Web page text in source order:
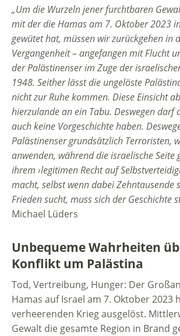
„Um die Wurzeln jener furchtbaren
mit der die Hamas am 7. Oktober 2023
gewütet hat, müssen wir zurückgehen in
Vergangenheit – angefangen mit Flucht
der Palästinenser im Zuge der
1948. Seither lässt die ungelöste
nicht zur Ruhe kommen. Diese Einsicht
hierzulande an ein Tabu. Deswegen darf
auch keine Vorgeschichte haben.
Palästinenser grundsätzlich Terroristen,
anwenden, während die israelische Seite
ihrem ›legitimen Recht auf
macht, selbst wenn dabei Zehntausende
Frieden sucht, muss sich der Geschichte
Michael Lüders
Unbequeme Wahrheiten
Konflikt um Palästina
Tod, Vertreibung, Hunger: Der
Hamas auf Israel am 7. Oktober 2023
verheerenden Krieg ausgelöst.
Gewalt die gesamte Region in Brand